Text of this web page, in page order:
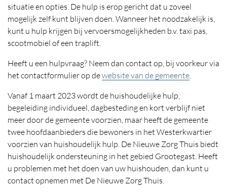
situatie en opties. De hulp is erop gericht dat u zoveel
mogelijk zelf kunt blijven doen. Wanneer het noodzakelijk is,
kunt u hulp krijgen bij vervoersmogelijkheden b.v. taxi pas,
scootmobiel of een traplift.
Heeft u een hulpvraag? Neem dan contact op, bij voorkeur via
het contactformulier op dewebsite van de gemeente.
Vanaf 1 maart 2023 wordt de huishoudelijke hulp,
begeleiding individueel, dagbesteding en kort verblijf niet
meer door de gemeente voorzien, maar heeft de gemeente
twee hoofdaanbieders die bewoners in het Westerkwartier
voorzien van huishoudelijk hulp. De Nieuwe Zorg Thuis biedt
huishoudelijk ondersteuning in het gebied Grootegast. Heeft
u problemen met het doen van uw huishouden, dan kunt u
contact opnemen met De Nieuwe Zorg Thuis.